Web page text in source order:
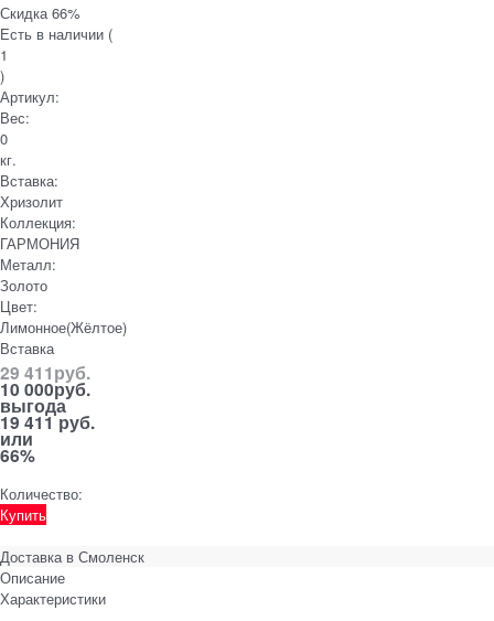
Скидка 66%
Есть в наличии (
1
)
Артикул:
Вес:
0
кг.
Вставка:
Хризолит
Коллекция:
ГАРМОНИЯ
Металл:
Золото
Цвет:
Лимонное(Жёлтое)
Вставка
29 411руб.
10 000руб.
выгода
19 411 руб.
или
66%
Количество:
Купить
Доставка в Смоленск
Описание
Характеристики